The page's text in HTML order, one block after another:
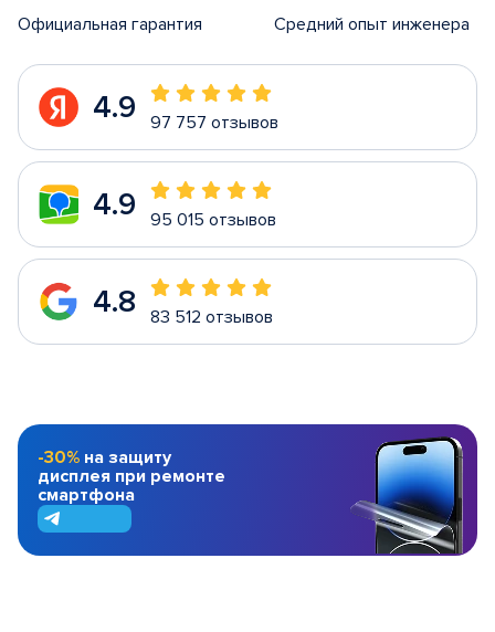
Официальная гарантия Средний опыт инженера
4.9 97 757 отзывов
4.9 95 015 отзывов
4.8 83 512 отзывов
-30% на защиту
дисплея при ремонте
смартфона